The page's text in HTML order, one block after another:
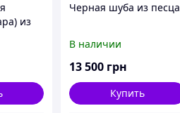
из
Черная шуба из песца
В наличии
13 500 грн
Купить